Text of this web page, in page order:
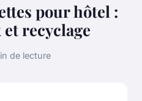
pour hôtel :
recyclage
de lecture